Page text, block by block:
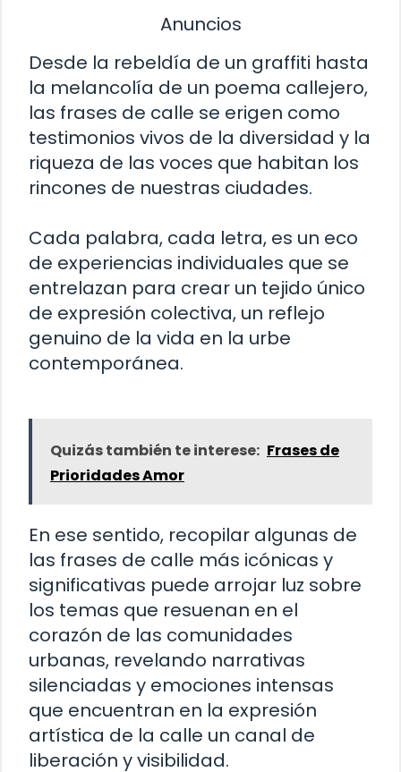
Anuncios
Desde la rebeldía de un graffiti hasta
la melancolía de un poema callejero,
las frases de calle se erigen como
testimonios vivos de la diversidad y la
riqueza de las voces que habitan los
rincones de nuestras ciudades.
Cada palabra, cada letra, es un eco
de experiencias individuales que se
entrelazan para crear un tejido único
de expresión colectiva, un reflejo
genuino de la vida en la urbe
contemporánea.
Quizás también te interese: Frases de
Prioridades Amor
En ese sentido, recopilar algunas de
las frases de calle más icónicas y
significativas puede arrojar luz sobre
los temas que resuenan en el
corazón de las comunidades
urbanas, revelando narrativas
silenciadas y emociones intensas
que encuentran en la expresión
artística de la calle un canal de
liberación y visibilidad.